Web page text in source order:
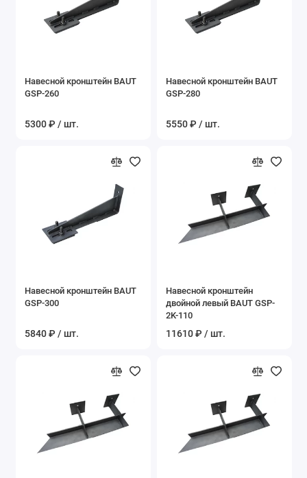
Навесной кронштейн BAUT
GSP-260
5300 ₽ / шт.
Навесной кронштейн BAUT
GSP-280
5550 ₽ / шт.
Навесной кронштейн BAUT
GSP-300
5840 ₽ / шт.
Навесной кронштейн
двойной левый BAUT GSP-
2K-110
11610 ₽ / шт.